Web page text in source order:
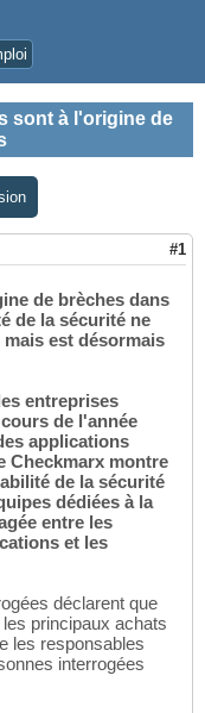
sont à l'origine de
#1
de brèches dans
de la sécurité ne
est désormais
entreprises
de l'année
applications
Checkmarx montre
de la sécurité
dédiées à la
entre les
et les
déclarent que
principaux achats
les responsables
interrogées